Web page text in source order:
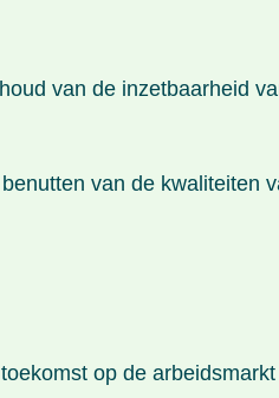
van de inzetbaarheid
van de kwaliteiten
op de